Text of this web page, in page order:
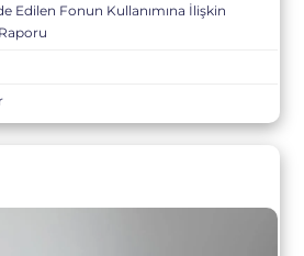
Edilen Fonun Kullanımına İlişkin